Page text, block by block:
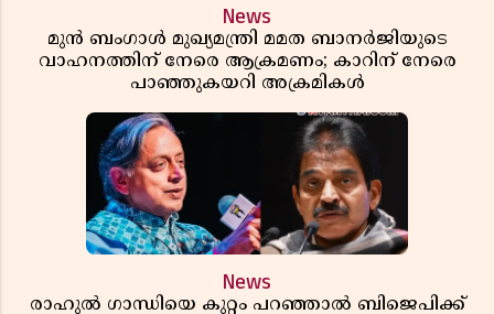
News
മുൻ ബംഗാൾ മുഖ്യമന്ത്രി മമത ബാനർജിയുടെ
വാഹനത്തിന് നേരെ ആക്രമണം; കാറിന് നേരെ
പാഞ്ഞുകയറി അക്രമികൾ
News
രാഹുൽ ഗാന്ധിയെ കുറ്റം പറഞ്ഞാൽ ബിജെപിക്ക്